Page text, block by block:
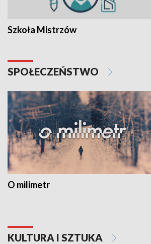
Szkoła Mistrzów
SPOŁECZEŃSTWO
O milimetr
KULTURA I SZTUKA